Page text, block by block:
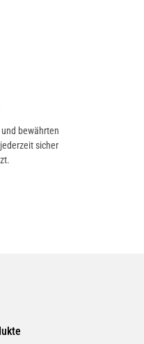
bewährten
sicher